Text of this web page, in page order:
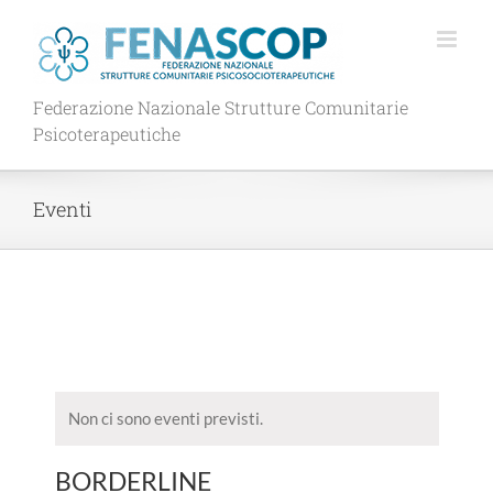
contenuto
Federazione Nazionale Strutture Comunitarie
Psicoterapeutiche
Eventi
Non ci sono eventi previsti.
BORDERLINE